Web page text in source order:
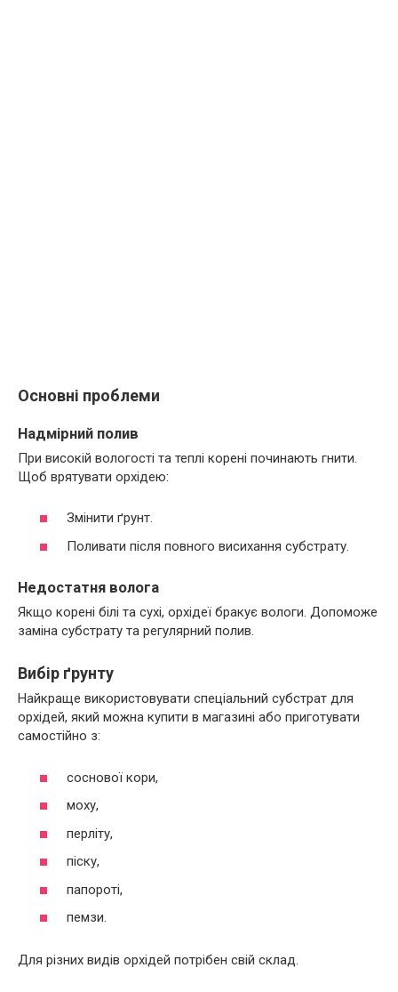
Основні проблеми
Надмірний полив
При високій вологості та теплі корені починають гнити.
Щоб врятувати орхідею:
Змінити ґрунт.
Поливати після повного висихання субстрату.
Недостатня волога
Якщо корені білі та сухі, орхідеї бракує вологи. Допоможе
заміна субстрату та регулярний полив.
Вибір ґрунту
Найкраще використовувати спеціальний субстрат для
орхідей, який можна купити в магазині або приготувати
самостійно з:
соснової кори,
моху,
перліту,
піску,
папороті,
пемзи.
Для різних видів орхідей потрібен свій склад.